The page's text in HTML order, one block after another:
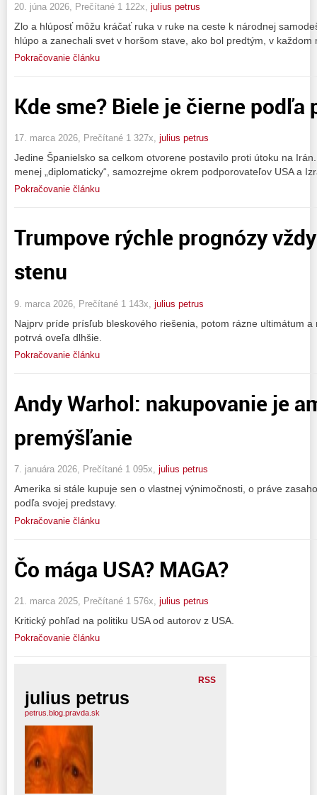
20. júna 2026, Prečítané 1 122x, julius petrus
Zlo a hlúposť môžu kráčať ruka v ruke na ceste k národnej
hlúpo a zanechali svet v horšom stave, ako bol predtým, v
Pokračovanie článku
Kde sme? Biele je čierne podľa
17. marca 2026, Prečítané 1 327x, julius petrus
Jedine Španielsko sa celkom otvorene postavilo proti útoku na
menej „diplomaticky“, samozrejme okrem podporovateľov USA a
Pokračovanie článku
Trumpove rýchle prognózy
stenu
9. marca 2026, Prečítané 1 143x, julius petrus
Najprv príde prísľub bleskového riešenia, potom rázne ultimátum
potrvá oveľa dlhšie.
Pokračovanie článku
Andy Warhol: nakupovanie je
premýšľanie
7. januára 2026, Prečítané 1 095x, julius petrus
Amerika si stále kupuje sen o vlastnej výnimočnosti, o práve
podľa svojej predstavy.
Pokračovanie článku
Čo mága USA? MAGA?
21. marca 2025, Prečítané 1 576x, julius petrus
Kritický pohľad na politiku USA od autorov z USA.
Pokračovanie článku
RSS
julius petrus
petrus.blog.pravda.sk